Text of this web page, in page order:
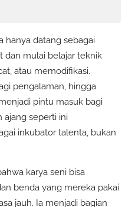
hanya datang sebagai
dan mulai belajar teknik
atau memodifikasi.
pengalaman, hingga
pintu masuk bagi
ajang seperti ini
inkubator talenta, bukan
karya seni bisa
benda yang mereka pakai
jauh. Ia menjadi bagian